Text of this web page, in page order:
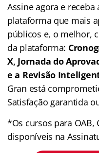
Assine agora e receba
plataforma que mais
públicos e, o melhor,
da plataforma:
X, Jornada do
e a Revisão
Gran está
Satisfação garantida
*Os cursos para OAB,
disponíveis na